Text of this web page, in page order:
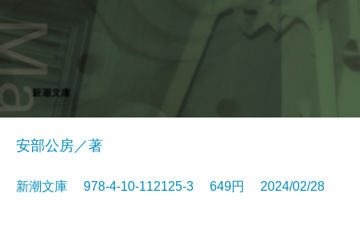
安部公房／著
新潮文庫 978-4-10-112125-3 649円 2024/02/28